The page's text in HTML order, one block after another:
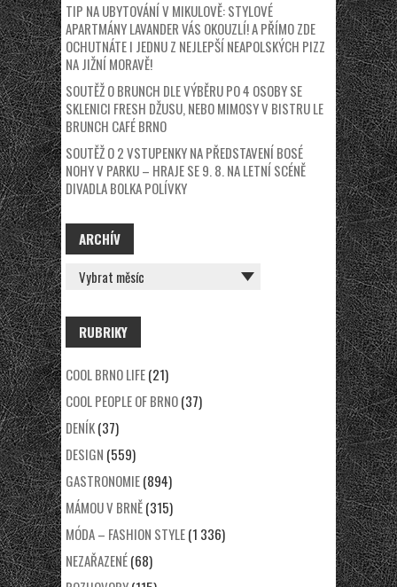
TIP NA UBYTOVÁNÍ V MIKULOVĚ: STYLOVÉ
APARTMÁNY LAVANDER VÁS OKOUZLÍ! A PŘÍMO ZDE
OCHUTNÁTE I JEDNU Z NEJLEPŠÍ NEAPOLSKÝCH PIZZ
NA JIŽNÍ MORAVĚ!
SOUTĚŽ O BRUNCH DLE VÝBĚRU PO 4 OSOBY SE
SKLENICI FRESH DŽUSU, NEBO MIMOSY V BISTRU LE
BRUNCH CAFÉ BRNO
SOUTĚŽ O 2 VSTUPENKY NA PŘEDSTAVENÍ BOSÉ
NOHY V PARKU – HRAJE SE 9. 8. NA LETNÍ SCÉNĚ
DIVADLA BOLKA POLÍVKY
ARCHÍV
ARCHÍV
RUBRIKY
COOL BRNO LIFE(21)
COOL PEOPLE OF BRNO(37)
DENÍK(37)
DESIGN (559)
GASTRONOMIE(894)
MÁMOU V BRNĚ(315)
MÓDA – FASHION STYLE(1 336)
NEZAŘAZENÉ(68)